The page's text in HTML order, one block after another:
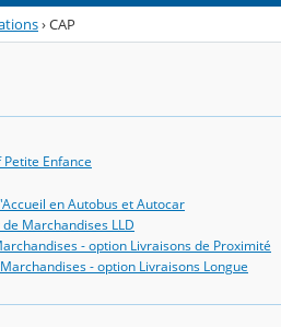
›CAP
Enfance
en Autobus et Autocar
Marchandises LLD
- option Livraisons de Proximité
- option Livraisons Longue